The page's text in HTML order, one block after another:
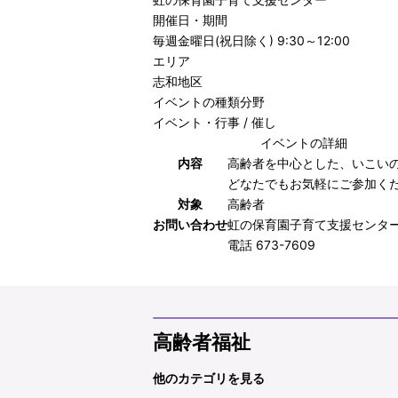
開催日・期間
毎週金曜日(祝日除く) 9:30～12:00
エリア
志和地区
イベントの種類分野
イベント・行事 / 催し
イベントの詳細
内容
高齢者を中心とした、いこい
どなたでもお気軽にご参加く
対象
高齢者
お問い合わせ虹の保育園子育て支援センタ
電話 673-7609
高齢者福祉
他のカテゴリを見る